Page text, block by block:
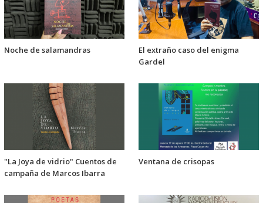
Noche de salamandras
El extraño caso del enigma
Gardel
"La Joya de vidrio" Cuentos de
campaña de Marcos Ibarra
Ventana de crisopas